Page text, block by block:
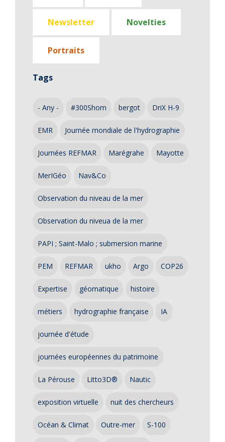
Newsletter Novelties
Portraits
Tags
- Any - #300Shom bergot DriX H-9
EMR Journée mondiale de l'hydrographie
Journées REFMAR Marégrahe Mayotte
MerIGéo Nav&Co
Observation du niveau de la mer
Observation du niveua de la mer
PAPI ; Saint-Malo ; submersion marine
PEM REFMAR ukho Argo COP26
Expertise géomatique histoire
métiers hydrographie française IA
journée d'étude
journées européennes du patrimoine
La Pérouse Litto3D® Nautic
exposition virtuelle nuit des chercheurs
Océan & Climat Outre-mer S-100